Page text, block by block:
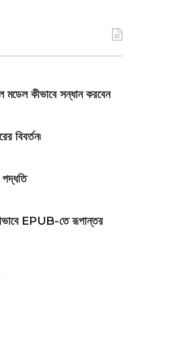
মডেল কীভাবে সন্ধান করবেন
বিবর্তন৷
EPUB-তে রূপান্তর